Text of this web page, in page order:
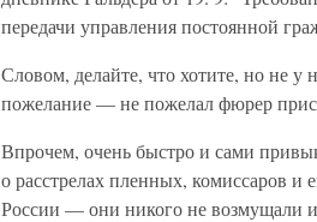
передачи управления постоянной
Словом, делайте, что хотите, но не у
пожелание — не пожелал фюрер
Впрочем, очень быстро и сами
о расстрелах пленных, комиссаров и
России — они никого не возмущали